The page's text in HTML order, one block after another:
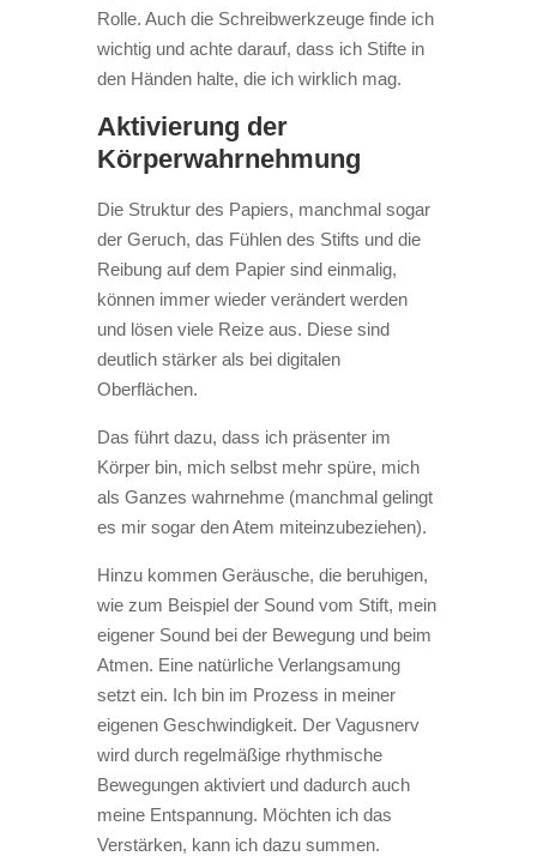
Rolle. Auch die Schreibwerkzeuge finde ich
wichtig und achte darauf, dass ich Stifte in
den Händen halte, die ich wirklich mag.
Aktivierung der
Körperwahrnehmung
Die Struktur des Papiers, manchmal sogar
der Geruch, das Fühlen des Stifts und die
Reibung auf dem Papier sind einmalig,
können immer wieder verändert werden
und lösen viele Reize aus. Diese sind
deutlich stärker als bei digitalen
Oberflächen.
Das führt dazu, dass ich präsenter im
Körper bin, mich selbst mehr spüre, mich
als Ganzes wahrnehme (manchmal gelingt
es mir sogar den Atem miteinzubeziehen).
Hinzu kommen Geräusche, die beruhigen,
wie zum Beispiel der Sound vom Stift, mein
eigener Sound bei der Bewegung und beim
Atmen. Eine natürliche Verlangsamung
setzt ein. Ich bin im Prozess in meiner
eigenen Geschwindigkeit. Der Vagusnerv
wird durch regelmäßige rhythmische
Bewegungen aktiviert und dadurch auch
meine Entspannung. Möchten ich das
Verstärken, kann ich dazu summen.